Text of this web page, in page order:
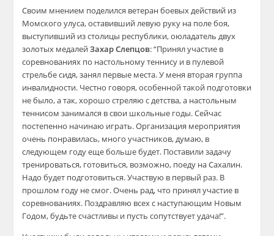
Своим мнением поделился ветеран боевых действий из
Момского улуса, оставивший левую руку на поле боя,
выступивший из столицы республики, оюладатель двух
золотых медалейЗахар Слепцов: “Принял участие в
соревнованиях по настольному теннису и в пулевой
стрельбе сидя, занял первые места. У меня вторая группа
инвалидности. Честно говоря, особенной такой подготовки
не было, а так, хорошо стреляю с детства, а настольным
теннисом занимался в свои школьные годы. Сейчас
постепенно начинаю играть. Организация мероприятия
очень понравилась, много участников, думаю, в
следующем году еще больше будет. Поставили задачу
тренироваться, готовиться, возможно, поеду на Сахалин.
Надо будет подготовиться. Участвую в первый раз. В
прошлом году не смог. Очень рад, что принял участие в
соревнованиях. Поздравляю всех с наступающим Новым
Годом, будьте счастливы и пусть сопутствует удача!”.